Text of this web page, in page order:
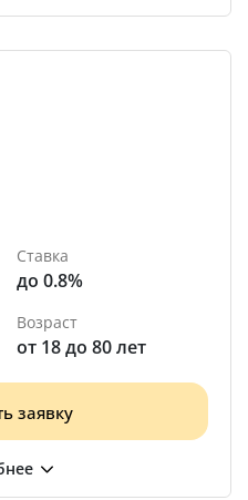
Ставка
до 0.8%
Возраст
от 18 до 80 лет
заявку